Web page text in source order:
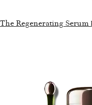
The Regenerating Serum